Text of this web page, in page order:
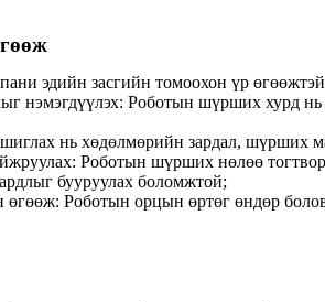
эдийн засгийн томоохон үр
нэмэгдүүлэх: Роботын шүрших хурд
нь хөдөлмөрийн зардал, шүрших
Роботын шүрших нөлөө
бууруулах боломжтой;
өгөөж: Роботын орцын өртөг өндөр